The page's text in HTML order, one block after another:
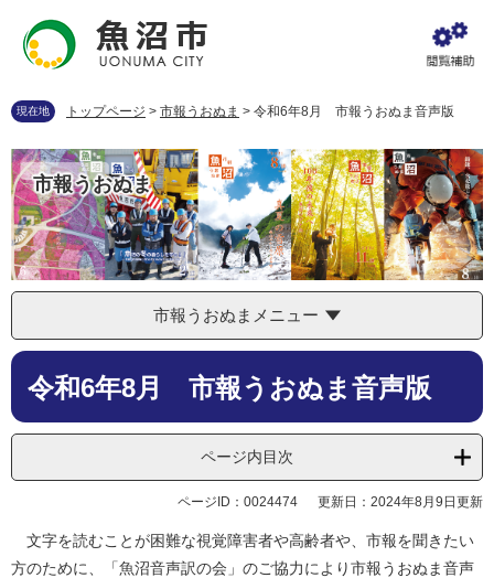
先
で
す
。
を
ば
し
て
本
文
へ
現在地 トップページ > 市報うおぬま > 令和6年8月 市報うおぬま音声版
市報うおぬま
市報うおぬまメニュー
本
令和6年8月 市報うおぬま音声版
ページ内目次
ページID：0024474 更新日：2024年8月9日更新
文字を読むことが困難な視覚障害者や高齢者や、市報を聞きたい
方のために、「魚沼音声訳の会」のご協力により市報うおぬま音声